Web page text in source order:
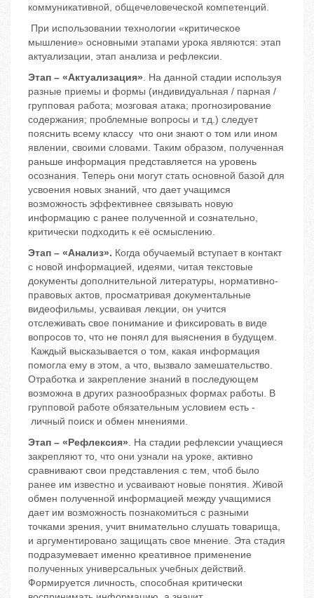
коммуникативной, общечеловеческой компетенций.
При использовании технологии «критическое
мышление» основными этапами урока являются: этап
актуализации, этап анализа и рефлексии.
Этап – «Актуализация». На данной стадии используя
разные приемы и формы (индивидуальная / парная /
групповая работа; мозговая атака; прогнозирование
содержания; проблемные вопросы и т.д.) следует
пояснить всему классу что они знают о том или ином
явлении, своими словами. Таким образом, полученная
раньше информация представляется на уровень
осознания. Теперь они могут стать основной базой для
усвоения новых знаний, что дает учащимся
возможность эффективнее связывать новую
информацию с ранее полученной и сознательно,
критически подходить к её осмыслению.
Этап – «Анализ». Когда обучаемый вступает в контакт
с новой информацией, идеями, читая текстовые
документы дополнительной литературы, нормативно-
правовых актов, просматривая документальные
видеофильмы, усваивая лекции, он учится
отслеживать свое понимание и фиксировать в виде
вопросов то, что не понял для выяснения в будущем.
Каждый высказывается о том, какая информация
помогла ему в этом, а что, вызвало замешательство.
Отработка и закрепление знаний в последующем
возможна в других разнообразных формах работы. В
групповой работе обязательным условием есть -
личный поиск и обмен мнениями.
Этап – «Рефлексия». На стадии рефлексии учащиеся
закрепляют то, что они узнали на уроке, активно
сравнивают свои представления с тем, чтоб было
ранее им известно и усваивают новые понятия. Живой
обмен полученной информацией между учащимися
дает им возможность познакомиться с разными
точками зрения, учит внимательно слушать товарища,
и аргументировано защищать свое мнение. Эта стадия
подразумевает именно креативное применение
полученных универсальных учебных действий.
Формируется личность, способная критически